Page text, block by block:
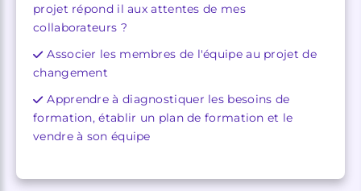
projet répond il aux attentes de mes
collaborateurs ?
Associer les membres de l'équipe au projet de
changement
Apprendre à diagnostiquer les besoins de
formation, établir un plan de formation et le
vendre à son équipe